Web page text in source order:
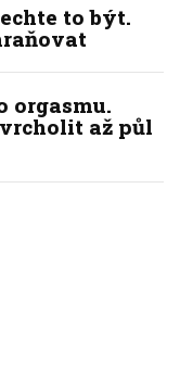
to být.
orgasmu.
až půl